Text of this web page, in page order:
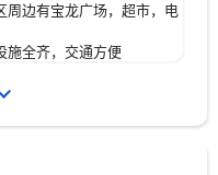
周边有宝龙广场，超市，电
施全齐，交通方便